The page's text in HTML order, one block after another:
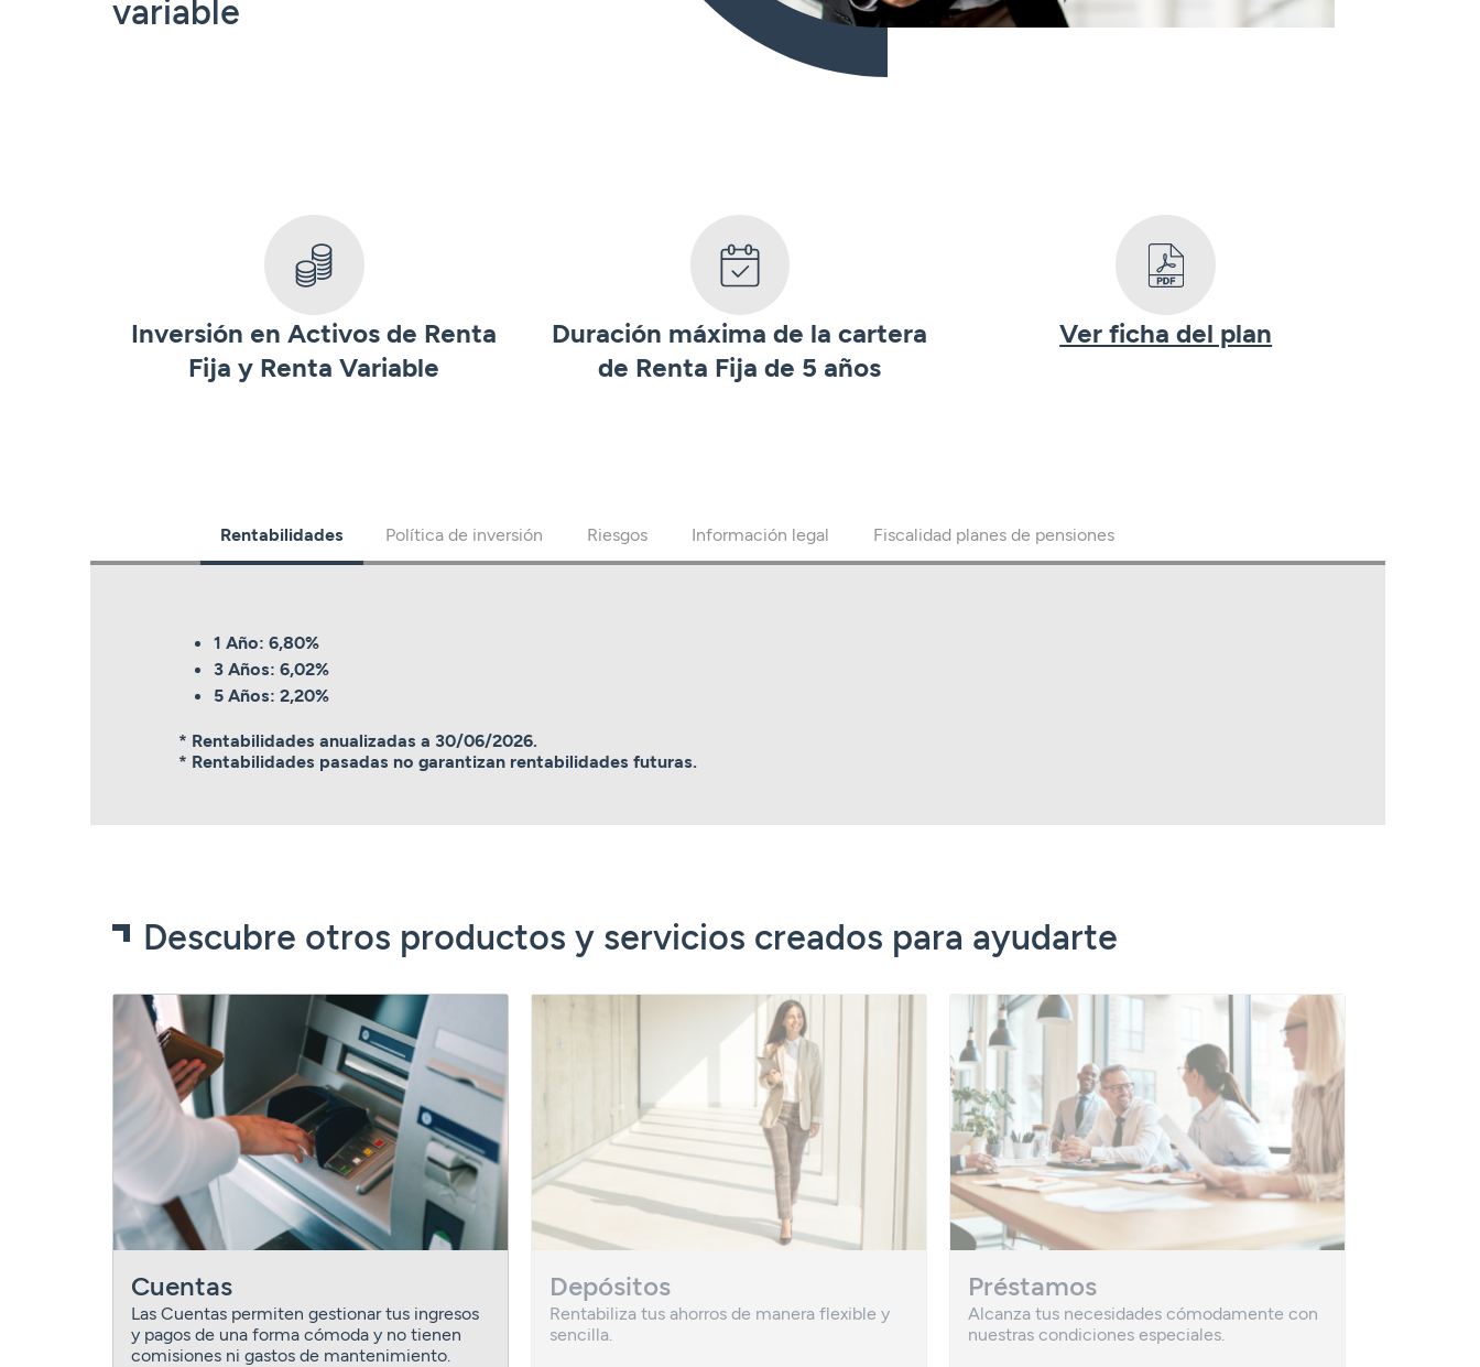
variable
Inversión en Activos de Renta
Fija y Renta Variable
Duración máxima de la cartera
de Renta Fija de 5 años
Ver ficha del plan
Rentabilidades Política de inversión Riesgos Información legal Fiscalidad planes de pensiones
1 Año: 6,80%
3 Años: 6,02%
5 Años: 2,20%
* Rentabilidades anualizadas a 30/06/2026.
* Rentabilidades pasadas no garantizan rentabilidades futuras.
Descubre otros productos y servicios creados para ayudarte
Cuentas
Las Cuentas permiten gestionar tus ingresos
y pagos de una forma cómoda y no tienen
comisiones ni gastos de mantenimiento.
Depósitos
Rentabiliza tus ahorros de manera flexible y
sencilla.
Préstamos
Alcanza tus necesidades cómodamente con
nuestras condiciones especiales.